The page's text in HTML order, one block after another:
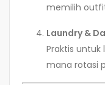
memilih
Laundry &
Praktis untuk
mana rotasi